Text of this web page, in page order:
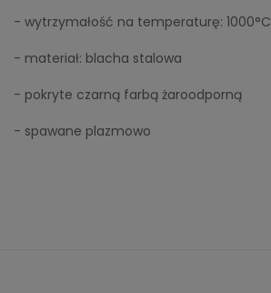
- wytrzymałość na temperaturę: 1000°C
- materiał: blacha stalowa
- pokryte czarną farbą żaroodporną
- spawane plazmowo